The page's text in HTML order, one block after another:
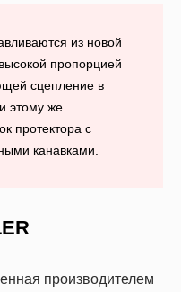
из новой
пропорцией
сцепление в
этому же
протектора с
канавками.
производителем